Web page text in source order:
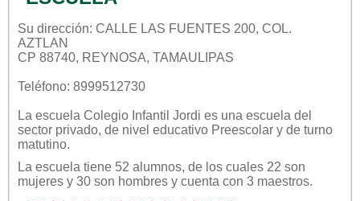
Su dirección: CALLE LAS FUENTES 200, COL.
AZTLAN
CP 88740, REYNOSA, TAMAULIPAS
Teléfono: 8999512730
La escuela Colegio Infantil Jordi es una escuela del
sector privado, de nivel educativo Preescolar y de turno
matutino.
La escuela tiene 52 alumnos, de los cuales 22 son
mujeres y 30 son hombres y cuenta con 3 maestros.